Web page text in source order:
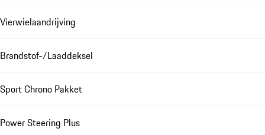
Vierwielaandrijving
Brandstof-/Laaddeksel
Sport Chrono Pakket
Power Steering Plus